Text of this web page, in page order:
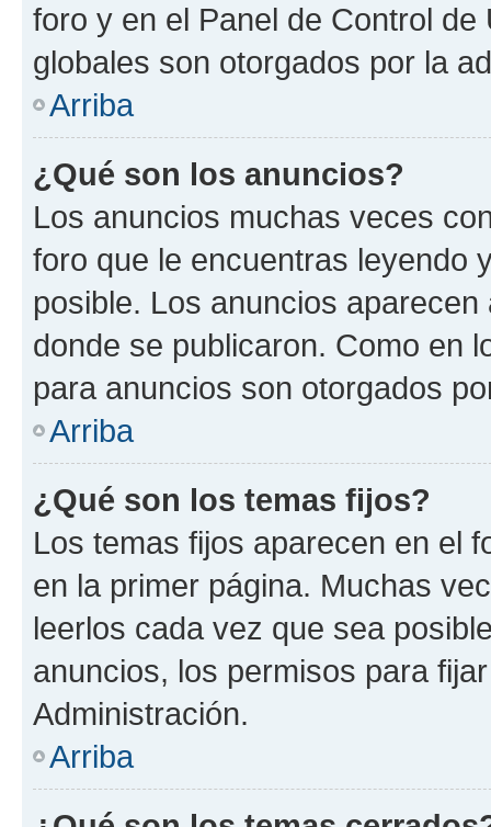
foro y en el Panel de Control
globales son otorgados por la
Arriba
¿Qué son los anuncios?
Los anuncios muchas veces
foro que le encuentras leyendo
posible. Los anuncios
donde se publicaron. Como en
para anuncios son otorgados
Arriba
¿Qué son los temas fijos?
Los temas fijos aparecen en el
en la primer página. Muchas
leerlos cada vez que sea
anuncios, los permisos para
Administración.
Arriba